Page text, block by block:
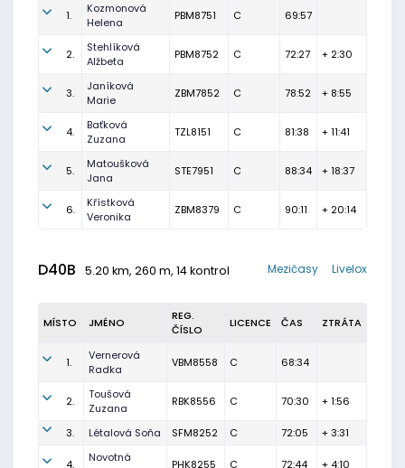
1.
Kozmonová
Helena
PBM8751 C 69:57
2.
Stehlíková
Alžbeta
PBM8752 C 72:27 + 2:30
3.
Janíková
Marie
ZBM7852 C 78:52 + 8:55
4.
Baťková
Zuzana
TZL8151 C 81:38 + 11:41
5.
Matoušková
Jana
STE7951 C 88:34 + 18:37
6.
Křístková
Veronika
ZBM8379 C 90:11 + 20:14
D40B 5.20 km, 260 m, 14 kontrol Livelox
Mezičasy
MÍSTO JMÉNO
REG.
ČÍSLO
LICENCE ČAS ZTRÁTA
1.
Vernerová
Radka
VBM8558 C 68:34
2.
Toušová
Zuzana
RBK8556 C 70:30 + 1:56
3. Létalová Soňa SFM8252 C 72:05 + 3:31
4.
Novotná
PHK8255 C 72:44 + 4:10